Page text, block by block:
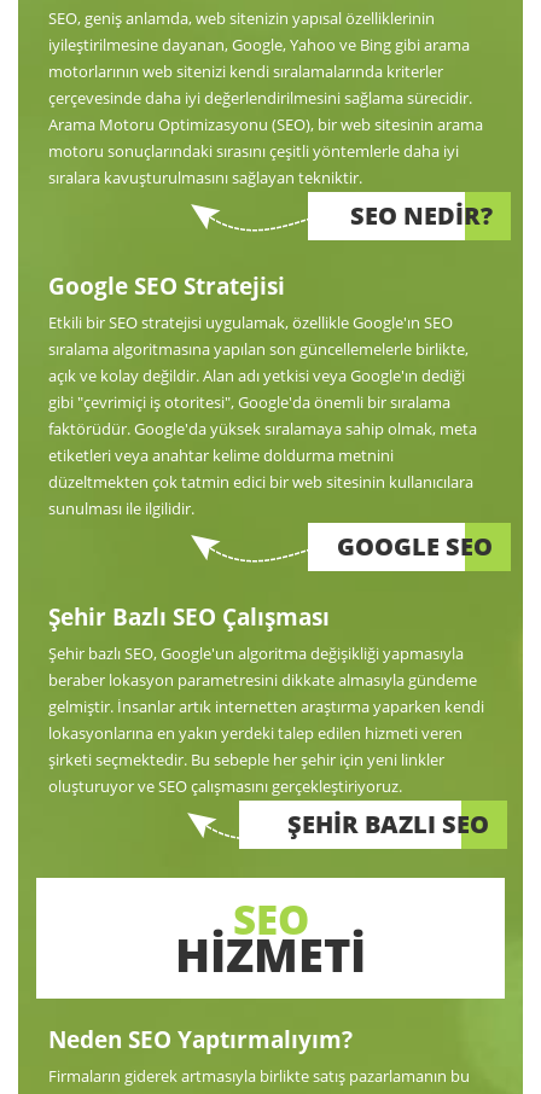
SEO, geniş anlamda, web sitenizin yapısal özelliklerinin
iyileştirilmesine dayanan, Google, Yahoo ve Bing gibi arama
motorlarının web sitenizi kendi sıralamalarında kriterler
çerçevesinde daha iyi değerlendirilmesini sağlama sürecidir.
Arama Motoru Optimizasyonu (SEO), bir web sitesinin arama
motoru sonuçlarındaki sırasını çeşitli yöntemlerle daha iyi
sıralara kavuşturulmasını sağlayan tekniktir.
SEO NEDİR?
Google SEO Stratejisi
Etkili bir SEO stratejisi uygulamak, özellikle Google'ın SEO
sıralama algoritmasına yapılan son güncellemelerle birlikte,
açık ve kolay değildir. Alan adı yetkisi veya Google'ın dediği
gibi "çevrimiçi iş otoritesi", Google'da önemli bir sıralama
faktörüdür. Google'da yüksek sıralamaya sahip olmak, meta
etiketleri veya anahtar kelime doldurma metnini
düzeltmekten çok tatmin edici bir web sitesinin kullanıcılara
sunulması ile ilgilidir.
GOOGLE SEO
Şehir Bazlı SEO Çalışması
Şehir bazlı SEO, Google'un algoritma değişikliği yapmasıyla
beraber lokasyon parametresini dikkate almasıyla gündeme
gelmiştir. İnsanlar artık internetten araştırma yaparken kendi
lokasyonlarına en yakın yerdeki talep edilen hizmeti veren
şirketi seçmektedir. Bu sebeple her şehir için yeni linkler
oluşturuyor ve SEO çalışmasını gerçekleştiriyoruz.
ŞEHİR BAZLI SEO
SEO
HİZMETİ
Neden SEO Yaptırmalıyım?
Firmaların giderek artmasıyla birlikte satış pazarlamanın bu